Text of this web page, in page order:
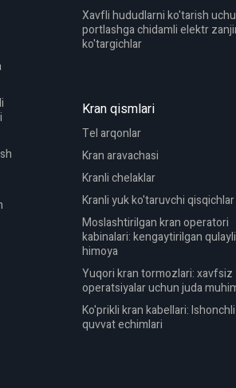
Xavfli hududlarni ko'tarish
portlashga chidamli elektr
ko'targichlar
Kran qismlari
Tel arqonlar
Kran aravachasi
Kranli chelaklar
Kranli yuk ko'taruvchi qisqichlar
Moslashtirilgan kran operatori
kabinalari: kengaytirilgan
himoya
Yuqori kran tormozlari: xavfsiz
operatsiyalar uchun juda
Ko'prikli kran kabellari:
quvvat echimlari